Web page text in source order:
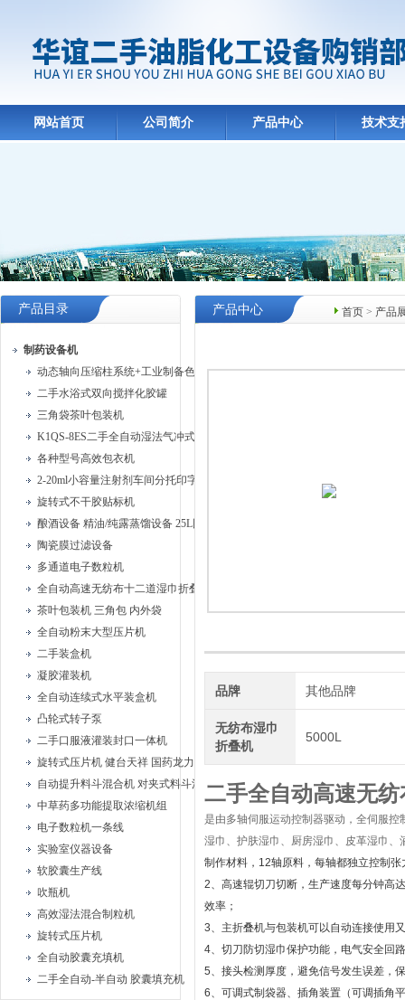
网站首页 公司简介 产品中心 技术支
产品目录
制药设备机
动态轴向压缩柱系统+工业制备色谱系统
二手水浴式双向搅拌化胶罐
三角袋茶叶包装机
K1QS-8ES二手全自动湿法气冲式胶塞清洗机
各种型号高效包衣机
2-20ml小容量注射剂车间分托印字安瓿联动机
旋转式不干胶贴标机
酿酒设备 精油/纯露蒸馏设备 25L固液蒸馏器、
陶瓷膜过滤设备
多通道电子数粒机
全自动高速无纺布十二道湿巾折叠机
茶叶包装机 三角包 内外袋
全自动粉末大型压片机
二手装盒机
凝胶灌装机
全自动连续式水平装盒机
凸轮式转子泵
二手口服液灌装封口一体机
旋转式压片机 健台天祥 国药龙力
自动提升料斗混合机 对夹式料斗混合机
中草药多功能提取浓缩机组
电子数粒机一条线
实验室仪器设备
软胶囊生产线
吹瓶机
高效湿法混合制粒机
旋转式压片机
全自动胶囊充填机
二手全自动-半自动 胶囊填充机
首页 > 产品
产品中心
品牌 其他品牌
无纺布湿巾
折叠机
5000L
二手全自动高速无
是由多轴伺服运动控制器驱动，全伺服
湿巾、护肤湿巾、厨房湿巾、皮革湿巾
制作材料，12轴原料，每轴都独立控制
2、高速辊切刀切断，生产速度每分钟高
效率；
3、主折叠机与包装机可以自动连接使用
4、切刀防切湿巾保护功能，电气安全回
5、接头检测厚度，避免信号发生误差，
6、可调式制袋器、插角装置（可调插角